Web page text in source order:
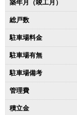
築年月（竣工月）
総戸数
駐車場料金
駐車場有無
駐車場備考
管理費
積立金